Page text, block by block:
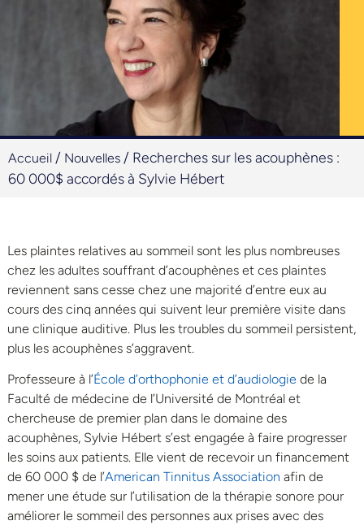
Accueil / Nouvelles / Recherches sur les acouphènes :
60 000$ accordés à Sylvie Hébert
Les plaintes relatives au sommeil sont les plus nombreuses
chez les adultes souffrant d’acouphènes et ces plaintes
reviennent sans cesse chez une majorité d’entre eux au
cours des cinq années qui suivent leur première visite dans
une clinique auditive. Plus les troubles du sommeil persistent,
plus les acouphènes s’aggravent.
Professeure à l’École d’orthophonie et d’audiologie de la
Faculté de médecine de l’Université de Montréal et
chercheuse de premier plan dans le domaine des
acouphènes, Sylvie Hébert s’est engagée à faire progresser
les soins aux patients. Elle vient de recevoir un financement
de 60 000 $ de l’American Tinnitus Association afin de
mener une étude sur l’utilisation de la thérapie sonore pour
améliorer le sommeil des personnes aux prises avec des